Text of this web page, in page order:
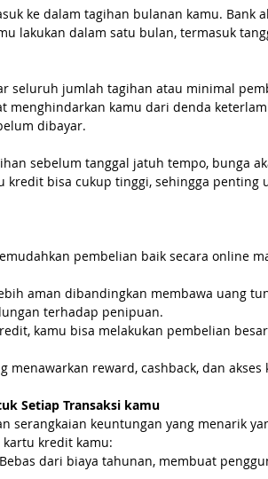
ke dalam tagihan bulanan kamu. Bank
lakukan dalam satu bulan, termasuk
seluruh jumlah tagihan atau minimal
menghindarkan kamu dari denda
dibayar.
sebelum tanggal jatuh tempo, bunga
kredit bisa cukup tinggi, sehingga penting
pembelian baik secara online
aman dibandingkan membawa uang
terhadap penipuan.
kamu bisa melakukan pembelian
menawarkan reward, cashback, dan akses
Setiap Transaksi kamu
serangkaian keuntungan yang menarik
kredit kamu:
dari biaya tahunan, membuat